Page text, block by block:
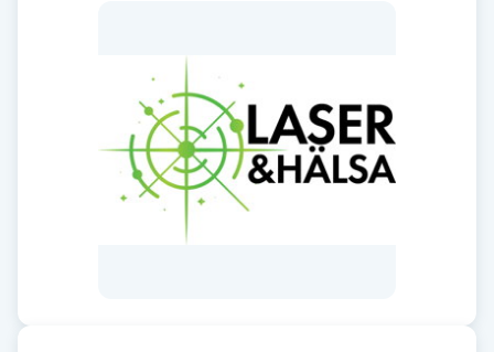
Fransborttagning
Fransförlängning